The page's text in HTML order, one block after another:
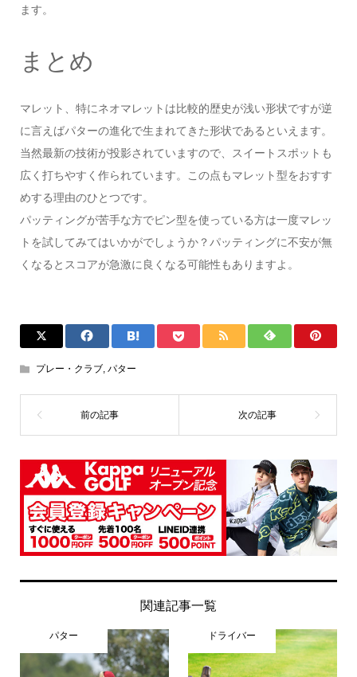
ます。
まとめ
マレット、特にネオマレットは比較的歴史が浅い形状ですが逆
に言えばパターの進化で生まれてきた形状であるといえます。
当然最新の技術が投影されていますので、スイートスポットも
広く打ちやすく作られています。この点もマレット型をおすす
めする理由のひとつです。
パッティングが苦手な方でピン型を使っている方は一度マレッ
トを試してみてはいかがでしょうか？パッティングに不安が無
くなるとスコアが急激に良くなる可能性もありますよ。
プレー・クラブ, パター
関連記事一覧
パター ドライバー